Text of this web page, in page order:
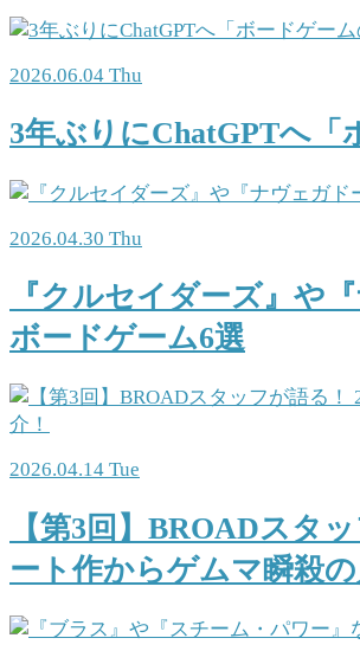
2026.06.04 Thu
3年ぶりにChatGPTへ「
2026.04.30 Thu
『クルセイダーズ』や
ボードゲーム6選
2026.04.14 Tue
【第3回】BROADスタ
ート作からゲムマ瞬殺